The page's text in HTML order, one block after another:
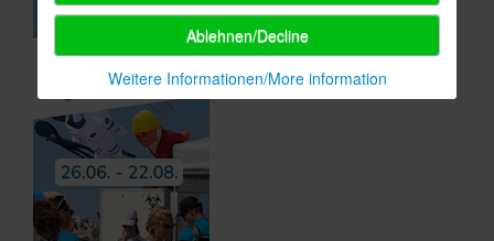
Ablehnen/Decline
Weitere Informationen/More information